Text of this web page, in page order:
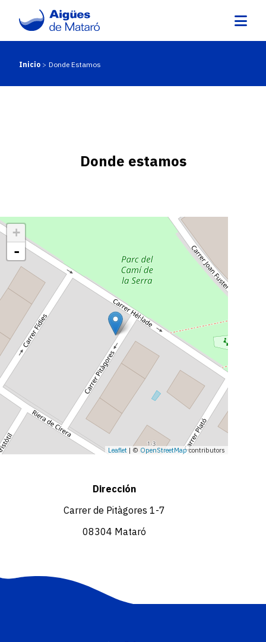
Pasar
contenido
Inicio Donde Estamos
Donde estamos
+
-
Leaflet | © OpenStreetMapcontributors
Dirección
Carrer de Pitàgores 1-7
08304 Mataró